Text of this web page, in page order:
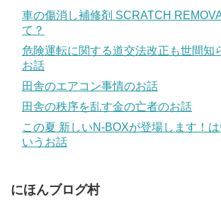
車の傷消し補修剤 SCRATCH
て？
危険運転に関する道交法改正も世間知
お話
田舎のエアコン事情のお話
田舎の秩序を乱す金の亡者のお話
この夏 新しいN-BOXが登場します！
いうお話
にほんブログ村